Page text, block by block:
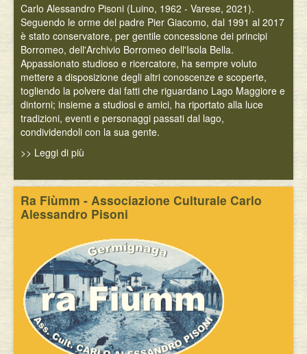
Carlo Alessandro Pisoni (Luino, 1962 - Varese, 2021).
Seguendo le orme del padre Pier Giacomo, dal 1991 al 2017
è stato conservatore, per gentile concessione dei principi
Borromeo, dell'Archivio Borromeo dell'Isola Bella.
Appassionato studioso e ricercatore, ha sempre voluto
mettere a disposizione degli altri conoscenze e scoperte,
togliendo la polvere dai fatti che riguardano Lago Maggiore e
dintorni; insieme a studiosi e amici, ha riportato alla luce
tradizioni, eventi e personaggi passati dal lago,
condividendoli con la sua gente.
>> Leggi di più
Ra Fiùmm - Associazione Culturale Carlo
Alessandro Pisoni